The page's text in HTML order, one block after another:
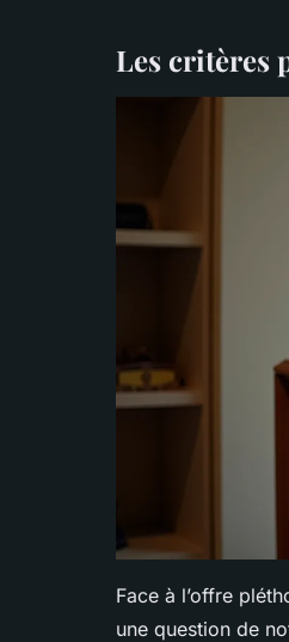
Les critères
Face à l’offre
une question de